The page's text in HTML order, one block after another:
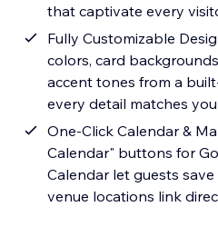
that captivate every
Fully Customizable
colors, card
accent tones from a
every detail matches
One-Click Calendar &
Calendar" buttons for
Calendar let guests
venue locations link